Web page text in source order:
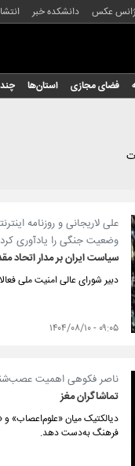
عکس دانشکده خبر
فضای مجازی استان‌ها
علی لاریجانی و روزنامه
وضعیت جنگی را یادآوری
سیاست ایران بر مدار اتحاد
دبیر شورای عالی امنیت ملی
۰۹:۰۵ - ۱۴۰۴/۰۸/۱۰
ناصر فکوهی اهمیت
تماشاگران مغز
دیالکتیک میان «علوم‌اعصاب»
فرهنگ به‌دست دهد.